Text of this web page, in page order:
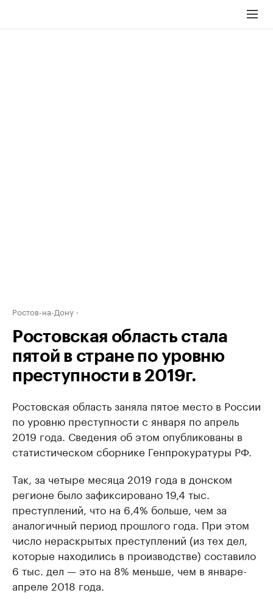
Ростов-на-Дону
Ростовская область стала
пятой в стране по уровню
преступности в 2019г.
Ростовская область заняла пятое место в России
по уровню преступности с января по апрель
2019 года. Сведения об этом опубликованы в
статистическом сборнике Генпрокуратуры РФ.
Так, за четыре месяца 2019 года в донском
регионе было зафиксировано 19,4 тыс.
преступлений, что на 6,4% больше, чем за
аналогичный период прошлого года. При этом
число нераскрытых преступлений (из тех дел,
которые находились в производстве) составило
6 тыс. дел — это на 8% меньше, чем в январе-
апреле 2018 года.